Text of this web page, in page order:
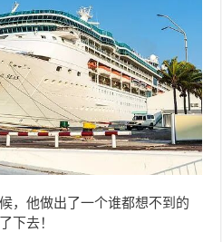
，他做出了一个谁都想不到的
下去！